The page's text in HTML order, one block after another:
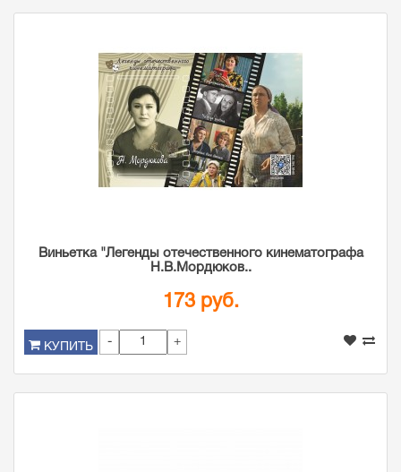
Виньетка "Легенды отечественного кинематографа
Н.В.Мордюков..
173 руб.
КУПИТЬ - +